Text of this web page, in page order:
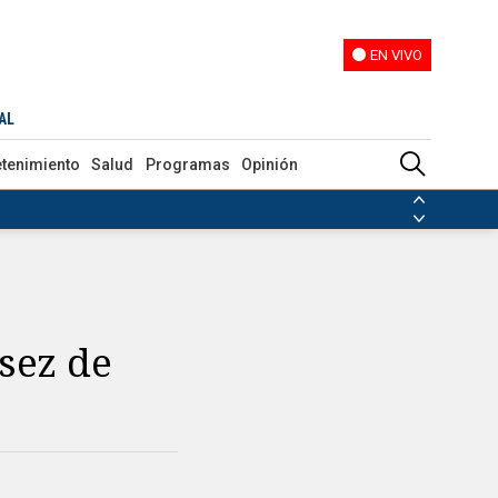
EN VIVO
Salud Programas Opinión
de